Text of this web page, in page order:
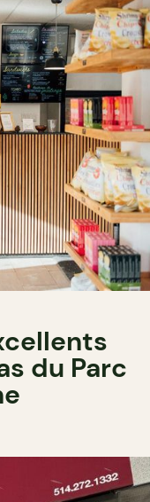
du Parc